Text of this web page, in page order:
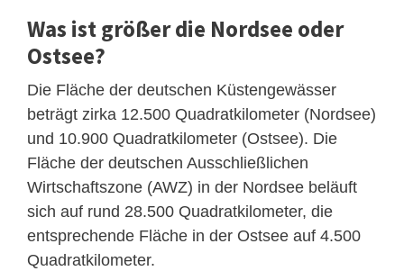
Was ist größer die Nordsee oder
Ostsee?
Die Fläche der deutschen Küstengewässer
beträgt zirka 12.500 Quadratkilometer (Nordsee)
und 10.900 Quadratkilometer (Ostsee). Die
Fläche der deutschen Ausschließlichen
Wirtschaftszone (AWZ) in der Nordsee beläuft
sich auf rund 28.500 Quadratkilometer, die
entsprechende Fläche in der Ostsee auf 4.500
Quadratkilometer.